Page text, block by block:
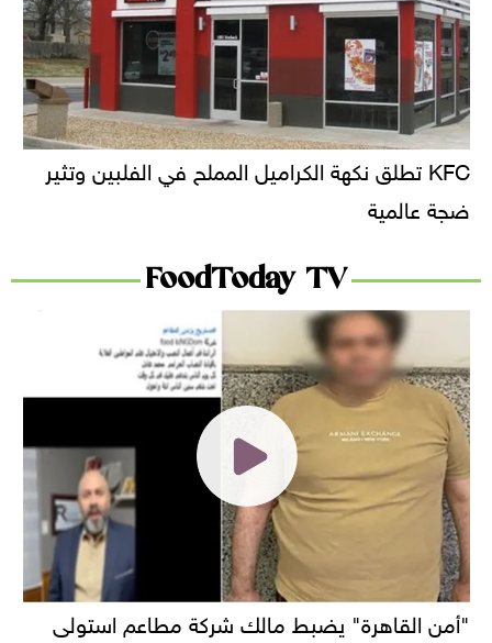
KFC تطلق نكهة الكراميل المملح في الفلبين وتثير
ضجة عالمية
FoodToday TV
"أمن القاهرة" يضبط مالك شركة مطاعم استولى